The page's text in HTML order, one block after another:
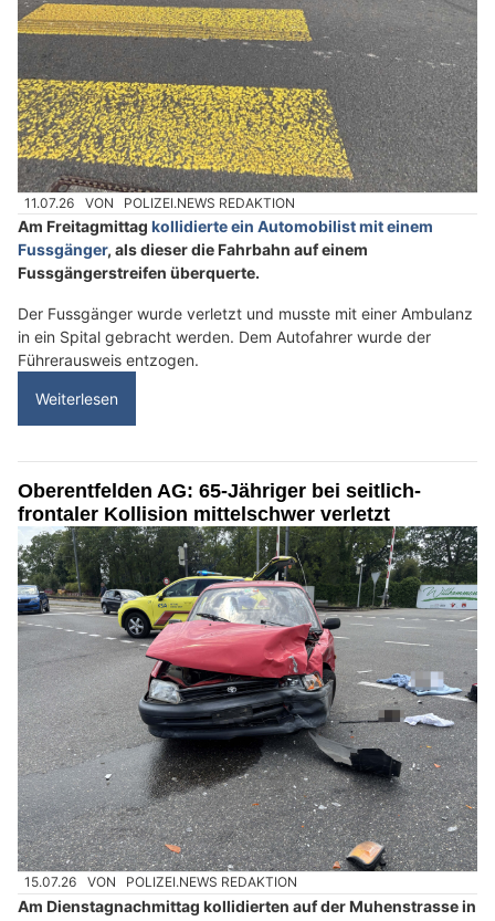
11.07.26 VON POLIZEI.NEWS REDAKTION
Am Freitagmittag kollidierte ein Automobilist mit einem
Fussgänger, als dieser die Fahrbahn auf einem
Fussgängerstreifen überquerte.
Der Fussgänger wurde verletzt und musste mit einer Ambulanz
in ein Spital gebracht werden. Dem Autofahrer wurde der
Führerausweis entzogen.
Weiterlesen
Oberentfelden AG: 65-Jähriger bei seitlich-
frontaler Kollision mittelschwer verletzt
15.07.26 VON POLIZEI.NEWS REDAKTION
Am Dienstagnachmittag kollidierten auf der Muhenstrasse in